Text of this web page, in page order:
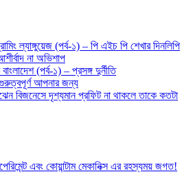
ল্যাঙ্গুয়েজ (পর্ব-১) – পি এইচ পি শেখার দিনলিপি
না অভিশাপ
(পর্ব-১) – প্রসঙ্গ দুর্নীতি
আপনার জন্য
বিজনেসে দৃশ্যমান প্রফিট না থাকলে তাকে কতটা
এবং কোয়ান্টাম মেকানিক্স এর রহস্যময় জগত!